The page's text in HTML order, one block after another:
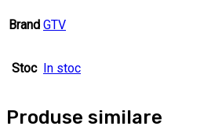
Brand GTV
Stoc In stoc
Produse similare